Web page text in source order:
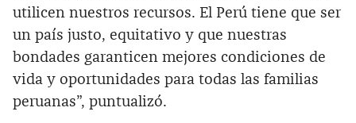
utilicen nuestros recursos. El Perú tiene que ser
un país justo, equitativo y que nuestras
bondades garanticen mejores condiciones de
vida y oportunidades para todas las familias
peruanas”, puntualizó.